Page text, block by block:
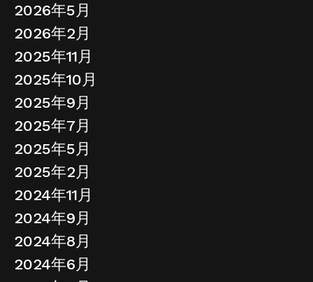
2026年5月
2026年2月
2025年11月
2025年10月
2025年9月
2025年7月
2025年5月
2025年2月
2024年11月
2024年9月
2024年8月
2024年6月